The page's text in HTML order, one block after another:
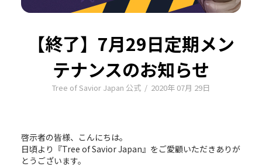
【終了】7月29日定期メン
テナンスのお知らせ
Tree of Savior Japan 公式 / 2020年 07月 29日
啓示者の皆様、こんにちは。
日頃より『Tree of Savior Japan』をご愛顧いただきありが
とうございます。